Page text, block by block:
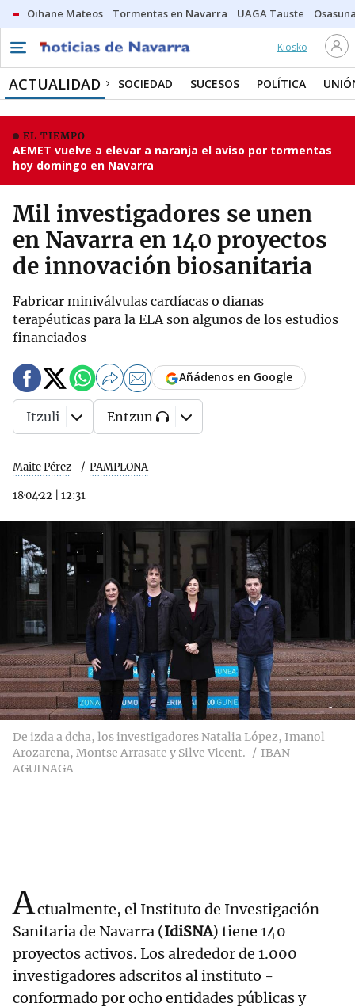
Oihane Mateos Tormentas en Navarra UAGA Tauste
Kiosko
ACTUALIDAD SOCIEDAD SUCESOS POLÍTICA
EL TIEMPO
AEMET vuelve a elevar a naranja el aviso por tormentas
hoy domingo en Navarra
Mil investigadores se unen
en Navarra en 140 proyectos
de innovación biosanitaria
Fabricar miniválvulas cardíacas o dianas
terapéuticas para la ELA son algunos de los estudios
financiados
Maite Pérez PAMPLONA
18·04·22 12:31
Añádenos en Google
Itzuli Entzun
De izda a dcha, los investigadores Natalia López, Imanol
Arozarena, Montse Arrasate y Silve Vicent.
IBAN
AGUINAGA
Actualmente, el Instituto de Investigación
Sanitaria de Navarra (IdiSNA) tiene 140
proyectos activos. Los alrededor de 1.000
investigadores adscritos al instituto -
conformado por ocho entidades públicas y